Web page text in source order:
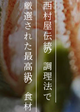
西村屋伝統の調理法で
厳選された最高級の食材